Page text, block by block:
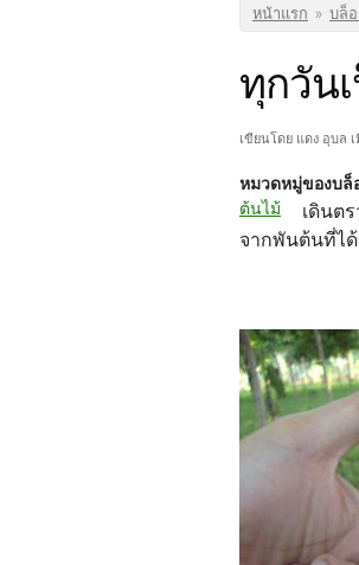
คุณอยู่
หน้าแรก » บล็
ทุกวัน
เขียนโดย แดง อุบล
หมวดหมู่ของบล็
ต้นไม้
เดินต
จากพันต้นที่ไ